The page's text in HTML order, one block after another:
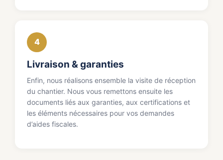
4
Livraison & garanties
Enfin, nous réalisons ensemble la visite de réception
du chantier. Nous vous remettons ensuite les
documents liés aux garanties, aux certifications et
les éléments nécessaires pour vos demandes
d’aides fiscales.